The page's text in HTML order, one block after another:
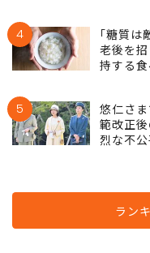
4
｢糖質は
老後を
持する食
5
悠仁さ
範改正
烈な不公
ラン